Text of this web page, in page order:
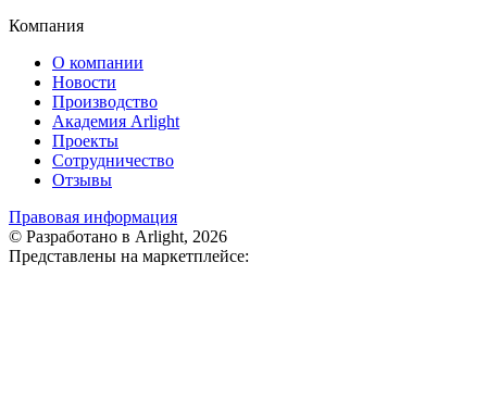
Компания
О компании
Новости
Производство
Академия Arlight
Проекты
Сотрудничество
Отзывы
Правовая информация
© Разработано в Arlight, 2026
Представлены на маркетплейсе: